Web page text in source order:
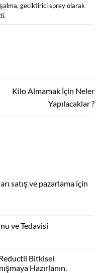
, geciktirici spreyolarak
Kilo Almamak İçin Neler
Yapılacaklar ?
satış ve pazarlama için
ve Tedavisi
Bitkisel
Hazırlanın.